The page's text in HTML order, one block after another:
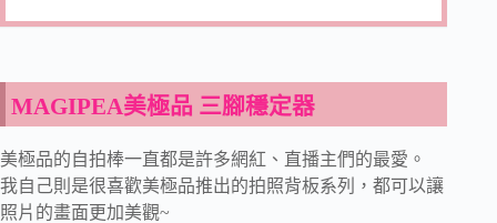
MAGIPEA美極品 三腳穩定器
美極品的自拍棒一直都是許多網紅、直播主們的最愛。
我自己則是很喜歡美極品推出的拍照背板系列，都可以讓
照片的畫面更加美觀~